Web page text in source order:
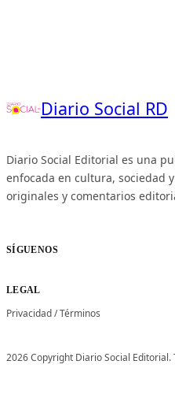
Diario Social RD
Diario Social Editorial es una
enfocada en cultura, sociedad
originales y comentarios
SÍGUENOS
LEGAL
Privacidad/Términos
2026 Copyright Diario Social